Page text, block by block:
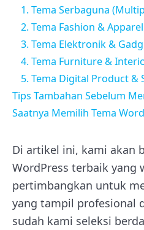
1. Tema Serbaguna
2. Tema Fashion & Apparel
3. Tema Elektronik &
4. Tema Furniture &
5. Tema Digital Product &
Tips Tambahan Sebelum
Saatnya Memilih Tema
Di artikel ini, kami akan
WordPress terbaik yang
pertimbangkan untuk
yang tampil profesional
sudah kami seleksi